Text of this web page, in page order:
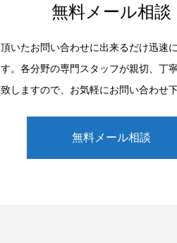
無料メール相談
頂いたお問い合わせに出来るだけ迅速
す。各分野の専門スタッフが親切、丁
致しますので、お気軽にお問い合わせ下
無料メール相談